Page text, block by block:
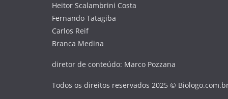
Heitor Scalambrini Costa
Fernando Tatagiba
Carlos Reif
Branca Medina
diretor de conteúdo: Marco Pozzana
Todos os direitos reservados 2025 ©